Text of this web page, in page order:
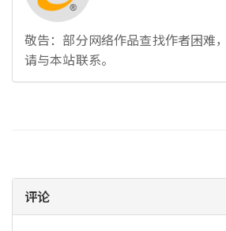
敬告：部分网络作品查找作者困难
请与本站联系。
评论